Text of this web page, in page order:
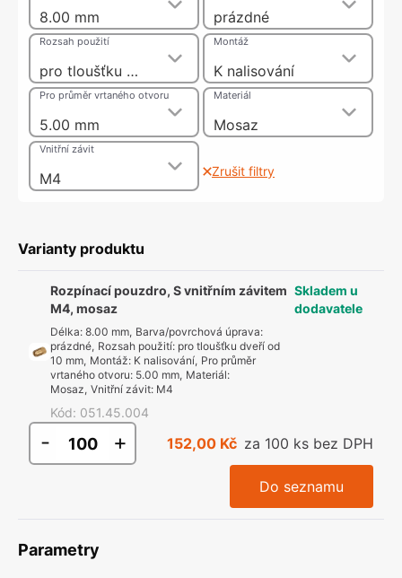
8.00 mm prázdné
pro tloušťku dveří od 10 mm
Rozsah použití
K nalisování
Montáž
5.00 mm
Pro průměr vrtaného otvoru
Mosaz
Materiál
M4
Vnitřní závit
Zrušit filtry
Varianty produktu
Rozpínací pouzdro, S vnitřním závitem
M4, mosaz
Délka: 8.00 mm, Barva/povrchová úprava:
prázdné, Rozsah použití: pro tloušťku dveří od
10 mm, Montáž: K nalisování, Pro průměr
vrtaného otvoru: 5.00 mm, Materiál:
Mosaz, Vnitřní závit: M4
Kód: 051.45.004
Skladem u
dodavatele
- + 152,00 Kč za 100 ks bez DPH
Do seznamu
Parametry